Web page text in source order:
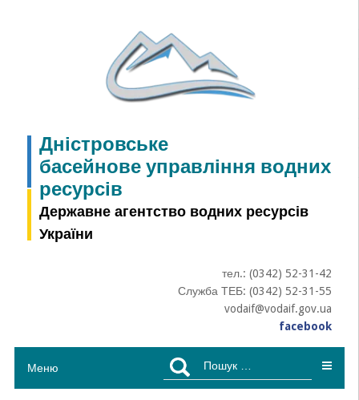
Дністровське
басейнове управління водних
ресурсів
Державне агентство водних ресурсів
України
тел.: (0342) 52-31-42
Служба ТЕБ: (0342) 52-31-55
vodaif@vodaif.gov.ua
facebook
Меню
Пошук: